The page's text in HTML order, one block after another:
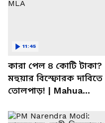
কারা পেল ৪ কোটি টাকা?
মহুয়ার বিস্ফোরক দাবিতে
তোলপাড়! | Mahua
MP | TMC MLA
11:45